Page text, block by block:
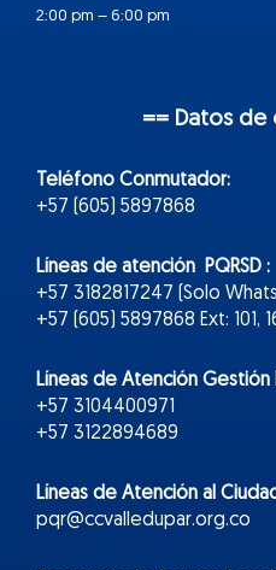
2:00 pm – 6:00 pm
== Datos
Teléfono Conmutador:
+57 (605) 5897868
Líneas de atención PQRSD :
+57 3182817247 (Solo
+57 (605) 5897868 Ext: 101,
Líneas de Atención Gestión
+57 3104400971
+57 3122894689
Líneas de Atención al
pqr@ccvalledupar.org.co